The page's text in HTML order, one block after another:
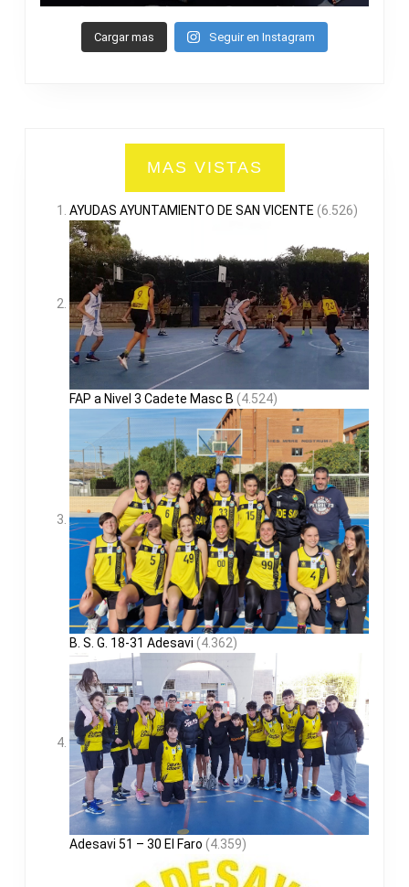
Cargar mas Seguir en Instagram
MAS VISTAS
AYUDAS AYUNTAMIENTO DE SAN VICENTE (6.526)
FAP a Nivel 3 Cadete Masc B (4.524)
B. S. G. 18-31 Adesavi (4.362)
Adesavi 51 – 30 El Faro (4.359)